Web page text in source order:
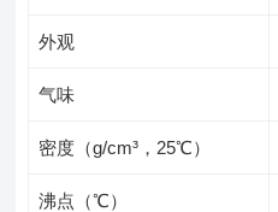
外观
气味
密度（g/cm³，25℃）
沸点（℃）